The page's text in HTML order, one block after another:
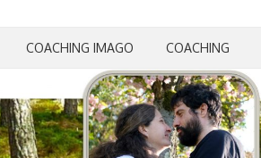
COACHING IMAGO COACHING